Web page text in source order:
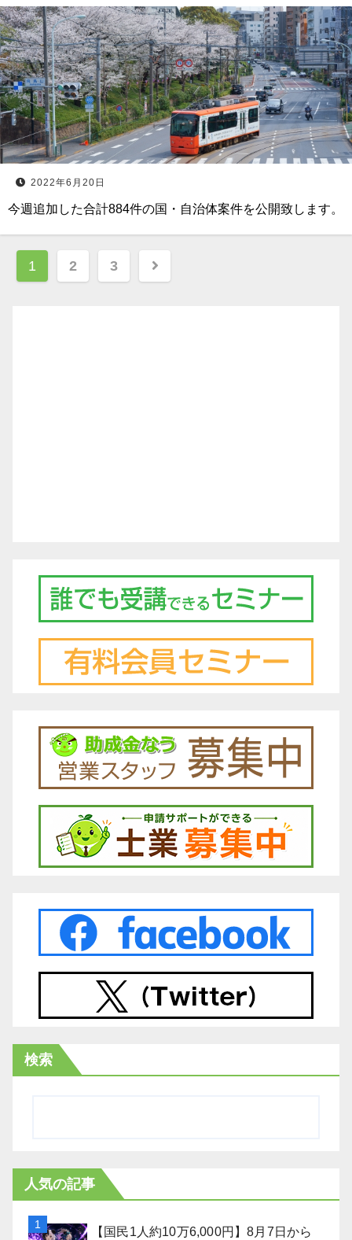
2022年6月20日
今週追加した合計884件の国・自治体案件を公開致します。
投
稿
1 2 3
検索
人気の記事
【国民1人約10万6,000円】8月7日から